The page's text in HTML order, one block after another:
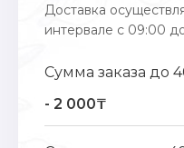
Доставка
интервале с 09:00
Сумма заказа до
- 2 000₸